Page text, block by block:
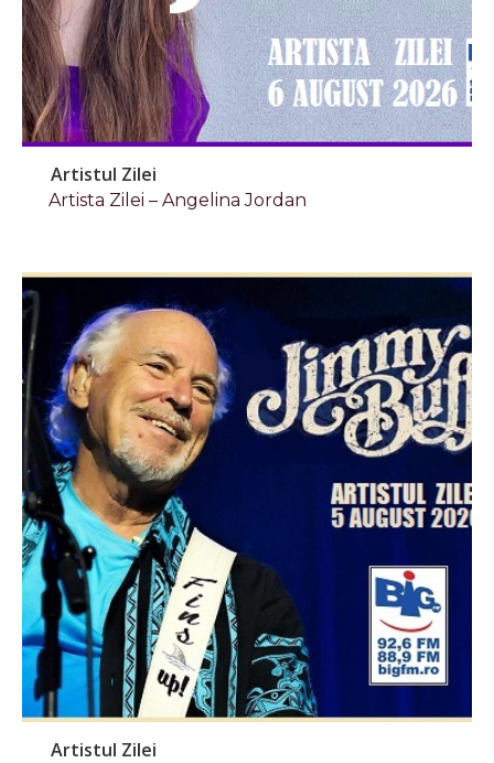
Artistul Zilei
Artista Zilei – Angelina Jordan
Artistul Zilei